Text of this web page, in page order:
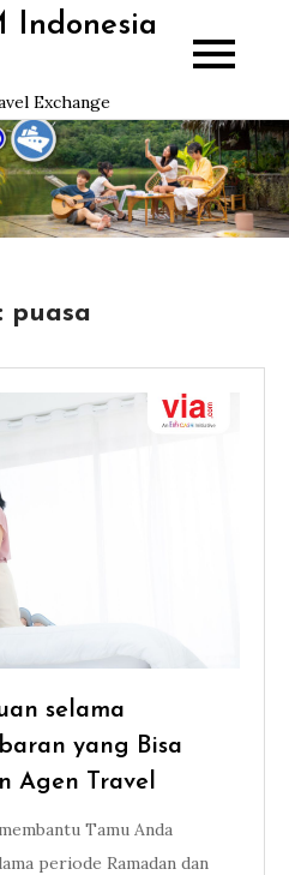
Indonesia
Exchange
puasa
selama
yang Bisa
Agen Travel
Tamu Anda
periode Ramadan dan